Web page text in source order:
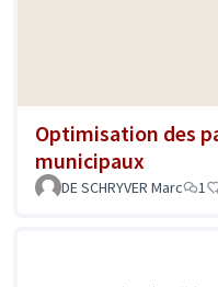
Optimisation des
municipaux
DE SCHRYVER Marc 1